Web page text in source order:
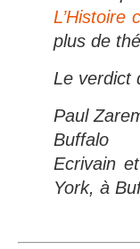
L’Histoire
plus de
Le verdict
Paul
Buffalo
Ecrivain
York, à